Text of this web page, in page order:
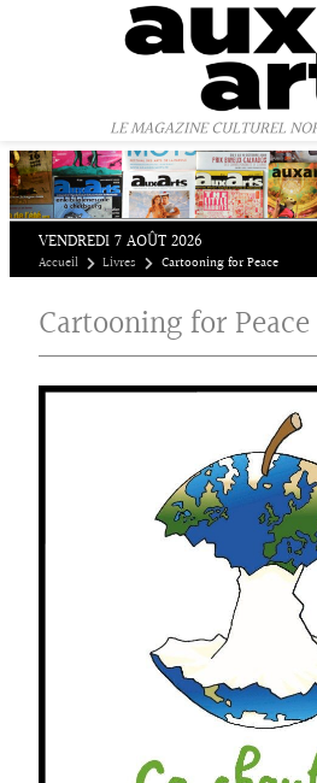
LE MAGAZINE CULTUREL
VENDREDI 7 AOÛT 2026
Accueil Livres Cartooning for Peace
Cartooning for Peace
Panneau de gestion des cookies